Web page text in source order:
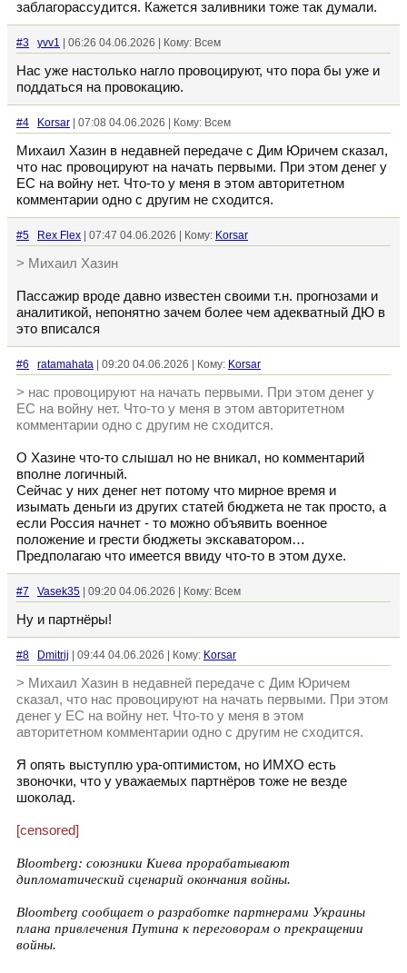
заблагорассудится. Кажется заливники тоже так думали.
#3 yvv1 | 06:26 04.06.2026 | Кому: Всем
Нас уже настолько нагло провоцируют, что пора бы уже и
поддаться на провокацию.
#4 Korsar | 07:08 04.06.2026 | Кому: Всем
Михаил Хазин в недавней передаче с Дим Юричем сказал,
что нас провоцируют на начать первыми. При этом денег у
ЕС на войну нет. Что-то у меня в этом авторитетном
комментарии одно с другим не сходится.
#5 Rex Flex | 07:47 04.06.2026 | Кому: Korsar
> Михаил Хазин
Пассажир вроде давно известен своими т.н. прогнозами и
аналитикой, непонятно зачем более чем адекватный ДЮ в
это вписался
#6 ratamahata | 09:20 04.06.2026 | Кому: Korsar
> нас провоцируют на начать первыми. При этом денег у
ЕС на войну нет. Что-то у меня в этом авторитетном
комментарии одно с другим не сходится.
О Хазине что-то слышал но не вникал, но комментарий
вполне логичный.
Сейчас у них денег нет потому что мирное время и
изымать деньги из других статей бюджета не так просто, а
если Россия начнет - то можно объявить военное
положение и грести бюджеты экскаватором…
Предполагаю что имеется ввиду что-то в этом духе.
#7 Vasek35 | 09:20 04.06.2026 | Кому: Всем
Ну и партнёры!
#8 Dmitrij | 09:44 04.06.2026 | Кому: Korsar
> Михаил Хазин в недавней передаче с Дим Юричем
сказал, что нас провоцируют на начать первыми. При этом
денег у ЕС на войну нет. Что-то у меня в этом
авторитетном комментарии одно с другим не сходится.
Я опять выступлю ура-оптимистом, но ИМХО есть
звоночки, что у уважаемых партнёров тоже не везде
шоколад.
[censored]
Bloomberg: союзники Киева прорабатывают
дипломатический сценарий окончания войны.
Bloomberg сообщает о разработке партнерами Украины
плана привлечения Путина к переговорам о прекращении
войны.